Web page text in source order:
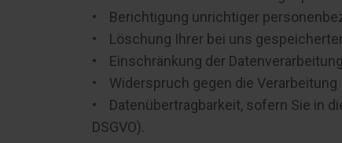
• Berichtigung unrichtiger
• Löschung Ihrer bei uns
• Einschränkung der
• Widerspruch gegen die Verarbeitung
• Datenübertragbarkeit, sofern Sie in
DSGVO).